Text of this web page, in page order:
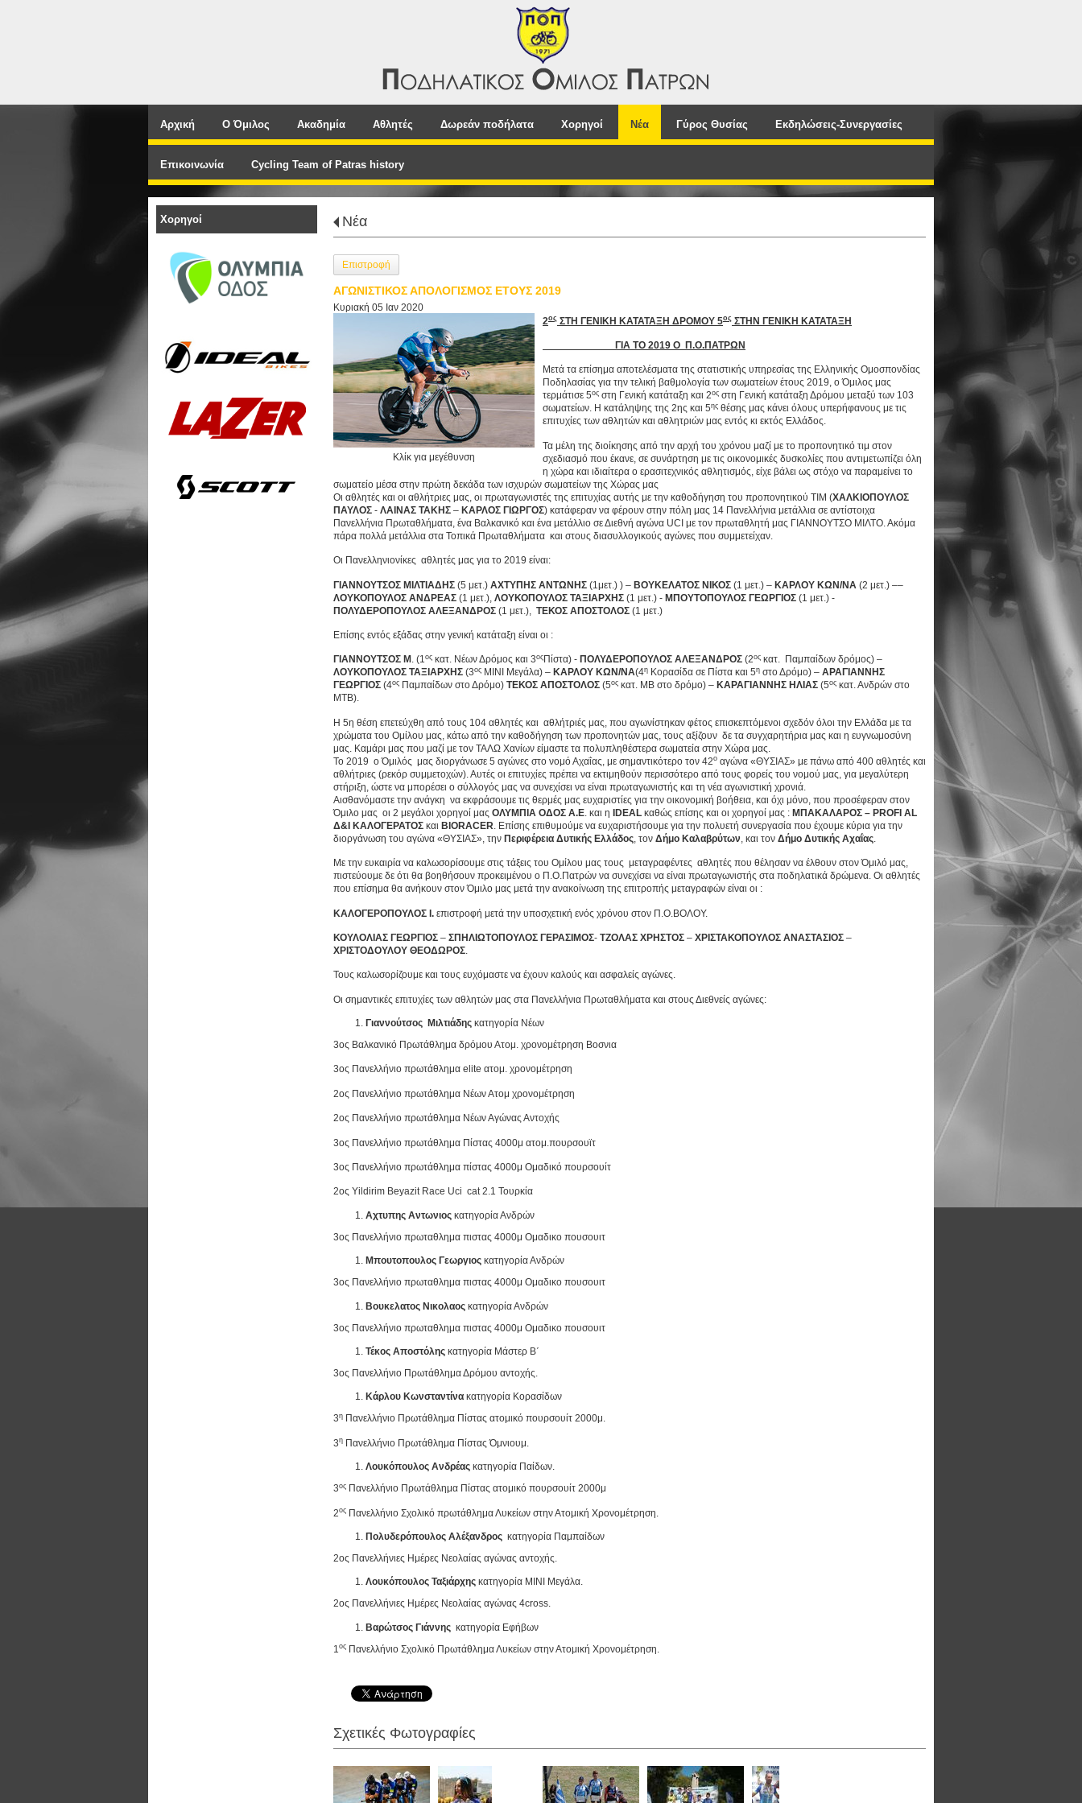
Αρχική Ο Όμιλος Ακαδημία Αθλητές Δωρεάν ποδήλατα Χορηγοί Νέα Γύρος Θυσίας Εκδηλώσεις-Συνεργασίες
Επικοινωνία Cycling Team of Patras history
Χορηγοί Νέα
Επιστροφή
ΑΓΩΝΙΣΤΙΚΟΣ ΑΠΟΛΟΓΙΣΜΟΣ ΕΤΟΥΣ 2019
Κυριακή 05 Ιαν 2020
Κλίκ για μεγέθυνση
2ος ΣΤΗ ΓΕΝΙΚΗ ΚΑΤΑΤΑΞΗ ΔΡΟΜΟΥ 5ος ΣΤΗΝ ΓΕΝΙΚΗ ΚΑΤΑΤΑΞΗ
ΓΙΑ ΤΟ 2019 Ο Π.Ο.ΠΑΤΡΩΝ
Μετά τα επίσημα αποτελέσματα της στατιστικής υπηρεσίας της Ελληνικής Ομοσπονδίας
Ποδηλασίας για την τελική βαθμολογία των σωματείων έτους 2019, ο Όμιλος μας
τερμάτισε 5ος στη Γενική κατάταξη και 2ος στη Γενική κατάταξη Δρόμου μεταξύ των 103
σωματείων. Η κατάληψης της 2ης και 5ης θέσης μας κάνει όλους υπερήφανους με τις
επιτυχίες των αθλητών και αθλητριών μας εντός κι εκτός Ελλάδος.
Τα μέλη της διοίκησης από την αρχή του χρόνου μαζί με το προπονητικό τιμ στον
σχεδιασμό που έκανε, σε συνάρτηση με τις οικονομικές δυσκολίες που αντιμετωπίζει όλη
η χώρα και ιδιαίτερα ο ερασιτεχνικός αθλητισμός, είχε βάλει ως στόχο να παραμείνει το
σωματείο μέσα στην πρώτη δεκάδα των ισχυρών σωματείων της Χώρας μας
Οι αθλητές και οι αθλήτριες μας, οι πρωταγωνιστές της επιτυχίας αυτής με την καθοδήγηση του προπονητικού ΤΙΜ (ΧΑΛΚΙΟΠΟΥΛΟΣ
ΠΑΥΛΟΣ - ΛΑΙΝΑΣ ΤΑΚΗΣ – ΚΑΡΛΟΣ ΓΙΩΡΓΟΣ) κατάφεραν να φέρουν στην πόλη μας 14 Πανελλήνια μετάλλια σε αντίστοιχα
Πανελλήνια Πρωταθλήματα, ένα Βαλκανικό και ένα μετάλλιο σε Διεθνή αγώνα UCI με τον πρωταθλητή μας ΓΙΑΝΝΟΥΤΣΟ ΜΙΛΤΟ. Ακόμα
πάρα πολλά μετάλλια στα Τοπικά Πρωταθλήματα και στους διασυλλογικούς αγώνες που συμμετείχαν.
Οι Πανελληνιονίκες αθλητές μας για το 2019 είναι:
ΓΙΑΝΝΟΥΤΣΟΣ ΜΙΛΤΙΑΔΗΣ (5 μετ.) ΑΧΤΥΠΗΣ ΑΝΤΩΝΗΣ (1μετ.) ) – ΒΟΥΚΕΛΑΤΟΣ ΝΙΚΟΣ (1 μετ.) – ΚΑΡΛΟΥ ΚΩΝ/ΝΑ (2 μετ.) ––
ΛΟΥΚΟΠΟΥΛΟΣ ΑΝΔΡΕΑΣ (1 μετ.), ΛΟΥΚΟΠΟΥΛΟΣ ΤΑΞΙΑΡΧΗΣ (1 μετ.) - ΜΠΟΥΤΟΠΟΥΛΟΣ ΓΕΩΡΓΙΟΣ (1 μετ.) -
ΠΟΛΥΔΕΡΟΠΟΥΛΟΣ ΑΛΕΞΑΝΔΡΟΣ (1 μετ.), ΤΕΚΟΣ ΑΠΟΣΤΟΛΟΣ (1 μετ.)
Επίσης εντός εξάδας στην γενική κατάταξη είναι οι :
ΓΙΑΝΝΟΥΤΣΟΣ Μ . (1ος κατ. Νέων Δρόμος και 3ος Πίστα) - ΠΟΛΥΔΕΡΟΠΟΥΛΟΣ ΑΛΕΞΑΝΔΡΟΣ (2ος κατ. Παμπαίδων δρόμος) –
ΛΟΥΚΟΠΟΥΛΟΣ ΤΑΞΙΑΡΧΗΣ (3ος ΜΙΝΙ Μεγάλα) – ΚΑΡΛΟΥ ΚΩΝ/ΝΑ(4η Κορασίδα σε Πίστα και 5η στο Δρόμο) – ΑΡΑΓΙΑΝΝΗΣ
ΓΕΩΡΓΙΟΣ (4ος Παμπαίδων στο Δρόμο) ΤΕΚΟΣ ΑΠΟΣΤΟΛΟΣ (5ος κατ. ΜΒ στο δρόμο) – ΚΑΡΑΓΙΑΝΝΗΣ ΗΛΙΑΣ (5ος κατ. Ανδρών στο
ΜΤΒ).
Η 5η θέση επετεύχθη από τους 104 αθλητές και αθλήτριές μας, που αγωνίστηκαν φέτος επισκεπτόμενοι σχεδόν όλοι την Ελλάδα με τα
χρώματα του Ομίλου μας, κάτω από την καθοδήγηση των προπονητών μας, τους αξίζουν δε τα συγχαρητήρια μας και η ευγνωμοσύνη
μας. Καμάρι μας που μαζί με τον ΤΑΛΩ Χανίων είμαστε τα πολυπληθέστερα σωματεία στην Χώρα μας.
Το 2019 ο Όμιλός μας διοργάνωσε 5 αγώνες στο νομό Αχαΐας, με σημαντικότερο τον 42ο αγώνα «ΘΥΣΙΑΣ» με πάνω από 400 αθλητές και
αθλήτριες (ρεκόρ συμμετοχών). Αυτές οι επιτυχίες πρέπει να εκτιμηθούν περισσότερο από τους φορείς του νομού μας, για μεγαλύτερη
στήριξη, ώστε να μπορέσει ο σύλλογός μας να συνεχίσει να είναι πρωταγωνιστής και τη νέα αγωνιστική χρονιά.
Αισθανόμαστε την ανάγκη να εκφράσουμε τις θερμές μας ευχαριστίες για την οικονομική βοήθεια, και όχι μόνο, που προσέφεραν στον
Όμιλο μας οι 2 μεγάλοι χορηγοί μας ΟΛΥΜΠΙΑ ΟΔΟΣ Α.Ε . και η IDEAL καθώς επίσης και οι χορηγοί μας : ΜΠΑΚΑΛΑΡΟΣ – PROFI AL
Δ&Ι ΚΑΛΟΓΕΡΑΤΟΣ και BIORACER . Επίσης επιθυμούμε να ευχαριστήσουμε για την πολυετή συνεργασία που έχουμε κύρια για την
διοργάνωση του αγώνα «ΘΥΣΙΑΣ», την Περιφέρεια Δυτικής Ελλάδος , τον Δήμο Καλαβρύτων , και τον Δήμο Δυτικής Αχαΐας
Με την ευκαιρία να καλωσορίσουμε στις τάξεις του Ομίλου μας τους μεταγραφέντες αθλητές που θέλησαν να έλθουν στον Όμιλό μας,
πιστεύουμε δε ότι θα βοηθήσουν προκειμένου ο Π.Ο.Πατρών να συνεχίσει να είναι πρωταγωνιστής στα ποδηλατικά δρώμενα. Οι αθλητές
που επίσημα θα ανήκουν στον Όμιλο μας μετά την ανακοίνωση της επιτροπής μεταγραφών είναι οι :
ΚΑΛΟΓΕΡΟΠΟΥΛΟΣ Ι. επιστροφή μετά την υποσχετική ενός χρόνου στον Π.Ο.ΒΟΛΟΥ.
ΚΟΥΛΟΛΙΑΣ ΓΕΩΡΓΙΟΣ – ΣΠΗΛΙΩΤΟΠΟΥΛΟΣ ΓΕΡΑΣΙΜΟΣ- ΤΖΟΛΑΣ ΧΡΗΣΤΟΣ – ΧΡΙΣΤΑΚΟΠΟΥΛΟΣ ΑΝΑΣΤΑΣΙΟΣ –
ΧΡΙΣΤΟΔΟΥΛΟΥ ΘΕΟΔΩΡΟΣ.
Τους καλωσορίζουμε και τους ευχόμαστε να έχουν καλούς και ασφαλείς αγώνες.
Οι σημαντικές επιτυχίες των αθλητών μας στα Πανελλήνια Πρωταθλήματα και στους Διεθνείς αγώνες:
Γιαννούτσος Μιλτιάδης κατηγορία Νέων
3ος Βαλκανικό Πρωτάθλημα δρόμου Ατομ. χρονομέτρηση Βοσνια
3ος Πανελλήνιο πρωτάθλημα elite ατομ. χρονομέτρηση
2ος Πανελλήνιο πρωτάθλημα Νέων Ατομ χρονομέτρηση
2ος Πανελλήνιο πρωτάθλημα Νέων Αγώνας Αντοχής
3ος Πανελλήνιο πρωτάθλημα Πίστας 4000μ ατομ.πουρσουϊτ
3ος Πανελλήνιο πρωτάθλημα πίστας 4000μ Ομαδικό πουρσουίτ
2ος Yildirim Βeyazit Race Uci cat 2.1 Τουρκία
Αχτυπης Αντωνιος κατηγορία Ανδρών
3ος Πανελλήνιο πρωταθλημα πιστας 4000μ Ομαδικο πουσουιτ
Μπουτοπουλος Γεωργιος κατηγορία Ανδρών
3ος Πανελλήνιο πρωταθλημα πιστας 4000μ Ομαδικο πουσουιτ
Βουκελατος Νικολαος κατηγορία Ανδρών
3ος Πανελλήνιο πρωταθλημα πιστας 4000μ Ομαδικο πουσουιτ
Τέκος Αποστόλης κατηγορία Μάστερ Β΄
3ος Πανελλήνιο Πρωτάθλημα Δρόμου αντοχής.
Κάρλου Κωνσταντίνα κατηγορία Κορασίδων
3η Πανελλήνιο Πρωτάθλημα Πίστας ατομικό πουρσουίτ 2000μ.
3η Πανελλήνιο Πρωτάθλημα Πίστας Όμνιουμ.
Λουκόπουλος Ανδρέας κατηγορία Παίδων.
3ος Πανελλήνιο Πρωτάθλημα Πίστας ατομικό πουρσουίτ 2000μ
2ος Πανελλήνιο Σχολικό πρωτάθλημα Λυκείων στην Ατομική Χρονομέτρηση.
Πολυδερόπουλος Αλέξανδρος κατηγορία Παμπαίδων
2ος Πανελλήνιες Ημέρες Νεολαίας αγώνας αντοχής.
Λουκόπουλος Ταξιάρχης κατηγορία ΜΙΝΙ Μεγάλα.
2ος Πανελλήνιες Ημέρες Νεολαίας αγώνας 4cross.
Βαρώτσος Γιάννης κατηγορία Εφήβων
1 ος Πανελλήνιο Σχολικό Πρωτάθλημα Λυκείων στην Ατομική Χρονομέτρηση.
Σχετικές Φωτογραφίες